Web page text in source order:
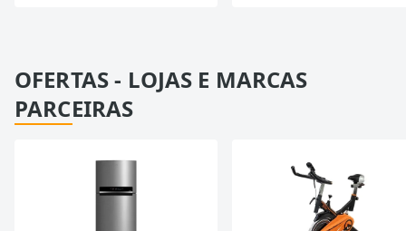
OFERTAS - LOJAS E MARCAS
PARCEIRAS